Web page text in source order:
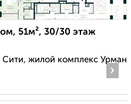
51м², 30/30 этаж
жилой комплекс Урман
›